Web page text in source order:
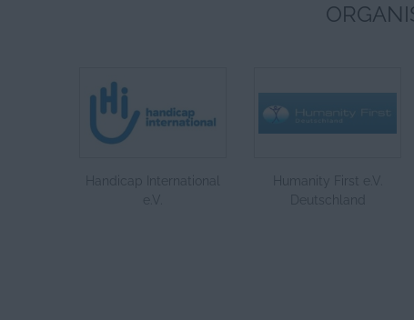
Handicap International
Humanity First e.V.